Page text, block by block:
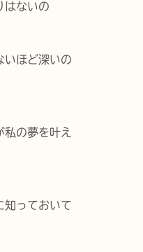
はないの
いほど深いの
の夢を叶え
っておいて